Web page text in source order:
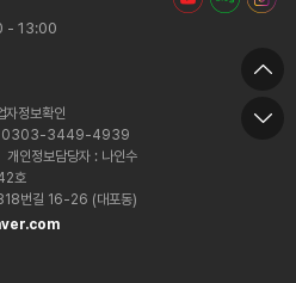
- 13:00
정보확인
: 0303-3449-4939
개인정보담당자 : 나인수
호
번길 16-26 (대포동)